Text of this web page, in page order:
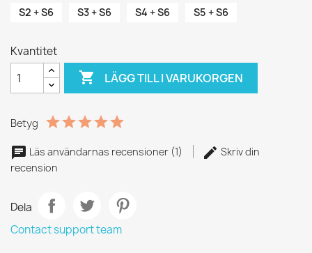
S2 + S6
S3 + S6 S4 + S6 S5 + S6
Kvantitet
 LÄGG TILL I VARUKORGEN
Betyg
Läs användarnas recensioner (1)
Skriv din
recension
Dela
Contact support team